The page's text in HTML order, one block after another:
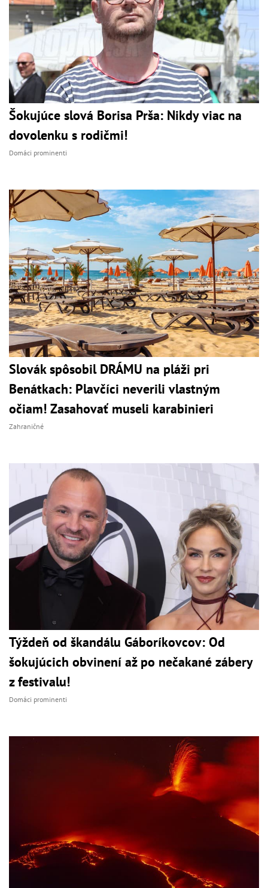
Šokujúce slová Borisa Prša: Nikdy viac na
dovolenku s rodičmi!
Domáci prominenti
Slovák spôsobil DRÁMU na pláži pri
Benátkach: Plavčíci neverili vlastným
očiam! Zasahovať museli karabinieri
Zahraničné
Týždeň od škandálu Gáboríkovcov: Od
šokujúcich obvinení až po nečakané zábery
z festivalu!
Domáci prominenti